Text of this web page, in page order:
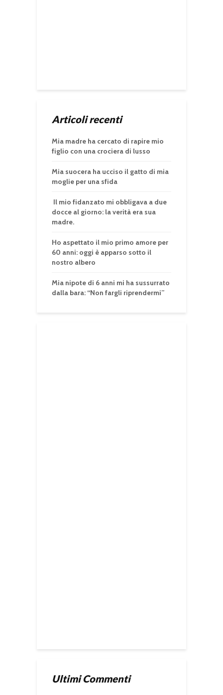
Articoli recenti
Mia madre ha cercato di rapire mio
figlio con una crociera di lusso
Mia suocera ha ucciso il gatto di mia
moglie per una sfida
Il mio fidanzato mi obbligava a due
docce al giorno: la verità era sua
madre.
Ho aspettato il mio primo amore per
60 anni: oggi è apparso sotto il
nostro albero
Mia nipote di 6 anni mi ha sussurrato
dalla bara: “Non fargli riprendermi”
Ultimi Commenti